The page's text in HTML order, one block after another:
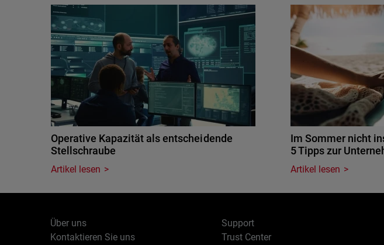
Operative Kapazität als entscheidende
Stellschraube
Artikel lesen
Im Sommer nicht
5 Tipps zur
Artikel lesen
Über uns
Kontaktieren Sie uns
Support
Trust Center